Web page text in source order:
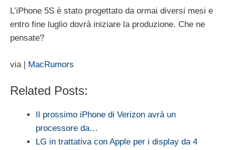
L’iPhone 5S è stato progettato da ormai diversi mesi e
entro fine luglio dovrà iniziare la produzione. Che ne
pensate?
via | MacRumors
Related Posts:
Il prossimo iPhone di Verizon avrà un
processore da…
LG in trattativa con Apple per i display da 4